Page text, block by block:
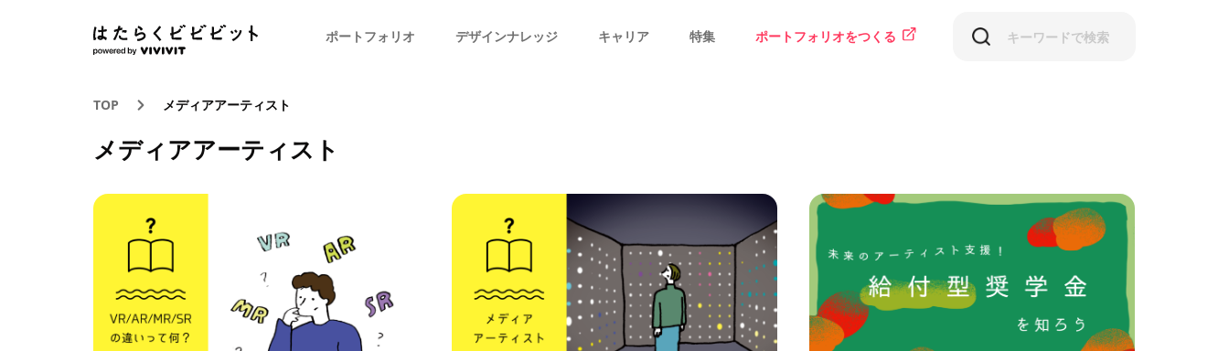
ポートフォリオ デザインナレッジ キャリア 特集 ポートフォリオをつくる
TOP メディアアーティスト
メディアアーティスト